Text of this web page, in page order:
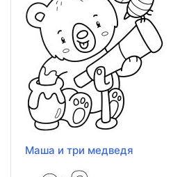
Маша и три медведя